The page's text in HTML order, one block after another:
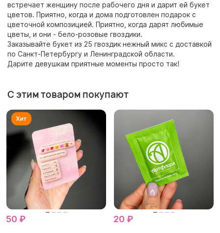
встречает женщину после рабочего дня и дарит ей букет
цветов. Приятно, когда и дома подготовлен подарок с
цветочной композицией. Приятно, когда дарят любимые
цветы, и они - бело-розовые гвоздики.
Заказывайте букет из 25 гвоздик нежный микс с доставкой
по Санкт-Петербургу и Ленинградской области.
Дарите девушкам приятные моменты просто так!
С этим товаром покупают
50 ₽ 20 ₽